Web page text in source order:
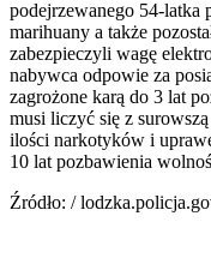
podejrzewanego 54-
marihuany a także
zabezpieczyli wagę
nabywca odpowie za
zagrożone karą do 3 lat
musi liczyć się z
ilości narkotyków i
10 lat pozbawienia
Źródło: /